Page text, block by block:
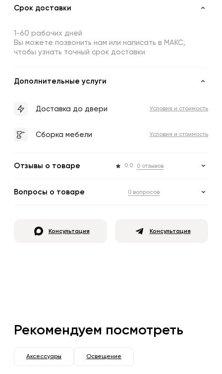
Срок доставки
1-60 рабочих дней
Вы можете позвонить нам или написать в МАКС,
чтобы узнать точный срок доставки
Дополнительные услуги
Доставка до двери Условия и стоимость
Сборка мебели Условия и стоимость
Отзывы о товаре 0.0 0 отзывов
Вопросы о товаре 0 вопросов
Консультация Консультация
Рекомендуем посмотреть
Аксессуары Освещение